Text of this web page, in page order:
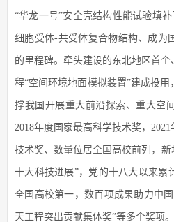
“华龙一号”安全壳结构性能试验填
细胞受体-共受体复合物结构、成为
的里程碑。牵头建设的东北地区首
程“空间环境地面模拟装置”建成投
撑我国开展重大前沿探索、重大空
2018年度国家最高科学技术奖，
技术奖、数量位居全国高校前列，
十大科技进展”，党的十八大以来累
全国高校第一，数百项成果助力中
天工程突出贡献集体奖”等多个奖项。